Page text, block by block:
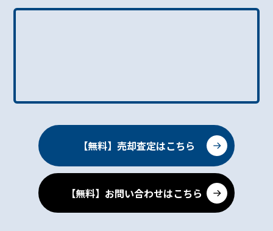
【無料】売却査定はこちら
【無料】お問い合わせはこちら